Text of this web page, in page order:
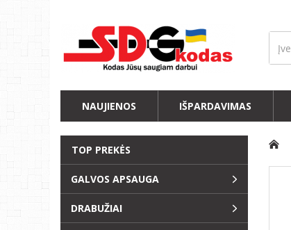
NAUJIENOS IŠPARDAVIMAS
TOP PREKĖS
GALVOS APSAUGA
DRABUŽIAI